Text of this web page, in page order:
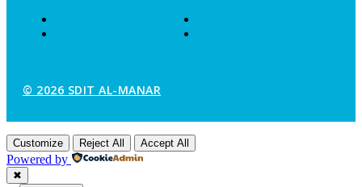
© 2026 SDIT AL-MANAR
Customize Reject All Accept All
Powered by
✖